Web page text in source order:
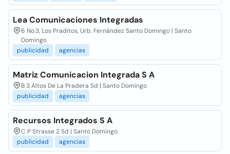
Lea Comunicaciones Integradas
6 No.3, Los Praditos, Urb. Fernández Santo Domingo | Santo
Domingo
publicidad
agencias
Matriz Comunicacion Integrada S A
B 3 Altos De La Pradera Sd | Santo Domingo
publicidad
agencias
Recursos Integrados S A
C P Strasse 2 Sd | Santo Domingo
publicidad
agencias